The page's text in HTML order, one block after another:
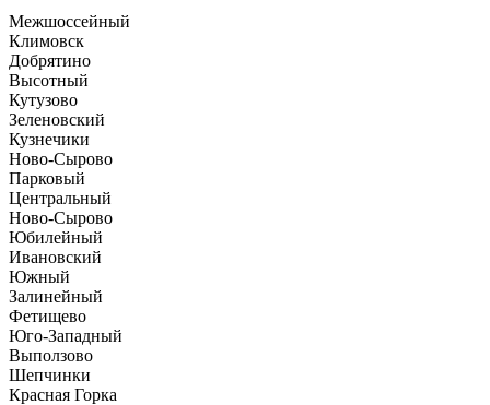
Межшоссейный
Климовск
Добрятино
Высотный
Кутузово
Зеленовский
Кузнечики
Ново-Сырово
Парковый
Центральный
Ново-Сырово
Юбилейный
Ивановский
Южный
Залинейный
Фетищево
Юго-Западный
Выползово
Шепчинки
Красная Горка